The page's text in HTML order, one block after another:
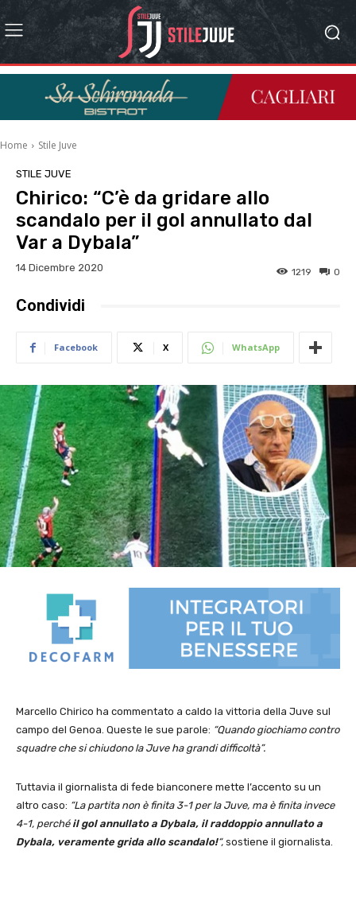
Home Stile Juve
STILE JUVE
Chirico: “C’è da gridare allo
scandalo per il gol annullato dal
Var a Dybala”
14 Dicembre 2020 0
1219
Condividi
Facebook X WhatsApp
Marcello Chirico ha commentato a caldo la vittoria della Juve sul
campo del Genoa. Queste le sue parole: “Quando giochiamo contro
squadre che si chiudono la Juve ha grandi difficoltà”.
Tuttavia il giornalista di fede bianconere mette l’accento su un
altro caso: “La partita non è finita 3-1 per la Juve, ma è finita invece
4-1, perché il gol annullato a Dybala, il raddoppio annullato a
Dybala, veramente grida allo scandalo!“, sostiene il giornalista.